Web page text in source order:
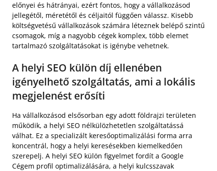
előnyei és hátrányai, ezért fontos, hogy a vállalkozásod
jellegétől, méretétől és céljaitól függően válassz. Kisebb
költségvetésű vállalkozások számára léteznek belépő szintű
csomagok, míg a nagyobb cégek komplex, több elemet
tartalmazó szolgáltatásokat is igénybe vehetnek.
A helyi SEO külön díj ellenében
igényelhető szolgáltatás, ami a lokális
megjelenést erősíti
Ha vállalkozásod elsősorban egy adott földrajzi területen
működik, a helyi SEO nélkülözhetetlen szolgáltatássá
válhat. Ez a specializált keresőoptimalizálási forma arra
koncentrál, hogy a helyi keresésekben kiemelkedően
szerepelj. A helyi SEO külön figyelmet fordít a Google
Cégem profil optimalizálására, a helyi kulcsszavak